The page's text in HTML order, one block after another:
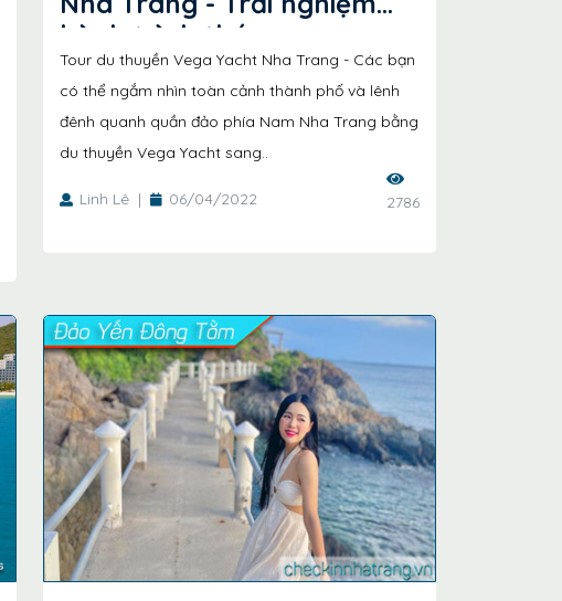
hành trình thú ..
Tour du thuyền Vega Yacht Nha Trang - Các bạn
có thể ngắm nhìn toàn cảnh thành phố và lênh
đênh quanh quần đảo phía Nam Nha Trang bằng
du thuyền Vega Yacht sang..
Linh Lê | 06/04/2022 2786